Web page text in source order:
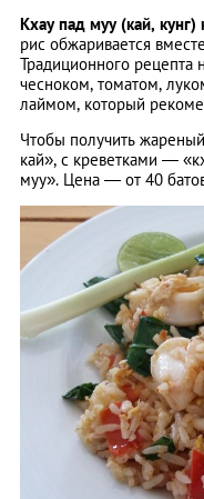
Кхау пад муу (кай, кунг)
рис обжаривается
Традиционного рецепта
чесноком, томатом,
лаймом, который
Чтобы получить
кай», с креветками ―
муу». Цена ― от 40